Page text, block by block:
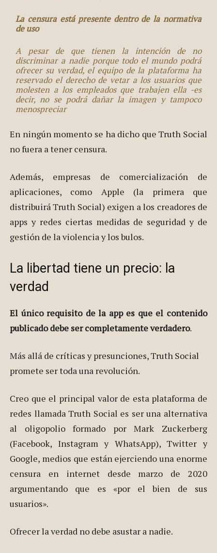
La censura está presente dentro de la normativa
de uso
A pesar de que tienen la intención de no
discriminar a nadie porque todo el mundo podrá
ofrecer su verdad, el equipo de la plataforma ha
reservado el derecho de vetar a los usuarios que
molesten a los empleados que trabajen ella -es
decir, no se podrá dañar la imagen y tampoco
menospreciar
En ningún momento se ha dicho que Truth Social
no fuera a tener censura.
Además, empresas de comercialización de
aplicaciones, como Apple (la primera que
distribuirá Truth Social) exigen a los creadores de
apps y redes ciertas medidas de seguridad y de
gestión de la violencia y los bulos.
La libertad tiene un precio: la
verdad
El único requisito de la app es que el contenido
publicado debe ser completamente verdadero.
Más allá de críticas y presunciones, Truth Social
promete ser toda una revolución.
Creo que el principal valor de esta plataforma de
redes llamada Truth Social es ser una alternativa
al oligopolio formado por Mark Zuckerberg
(Facebook, Instagram y WhatsApp), Twitter y
Google, medios que están ejerciendo una enorme
censura en internet desde marzo de 2020
argumentando que es «por el bien de sus
usuarios».
Ofrecer la verdad no debe asustar a nadie.